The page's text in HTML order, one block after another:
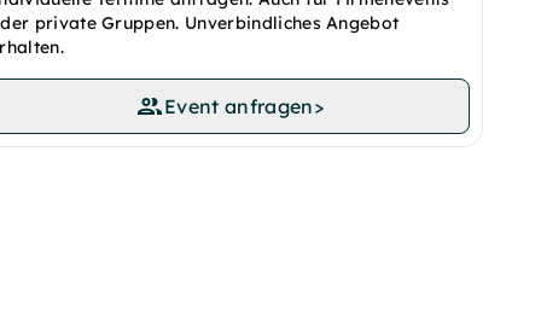
private Gruppen. Unverbindliches Angebot
Event anfragen>